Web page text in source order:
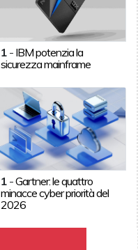
1 - IBM potenzia la
sicurezza mainframe
1 -Gartner: le quattro
minacce cyber priorità del
2026